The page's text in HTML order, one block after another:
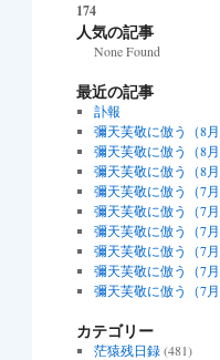
174
人気の記事
None Found
最近の記事
訃報
彌天芙敬に倣う（8月
彌天芙敬に倣う（8月
彌天芙敬に倣う（8月
彌天芙敬に倣う（7月
彌天芙敬に倣う（7月
彌天芙敬に倣う（7月
彌天芙敬に倣う（7月
彌天芙敬に倣う（7月
彌天芙敬に倣う（7月
カテゴリー
茫猿残日録(481)